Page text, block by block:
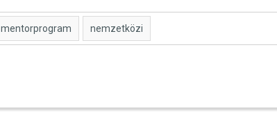
mentorprogram nemzetközi